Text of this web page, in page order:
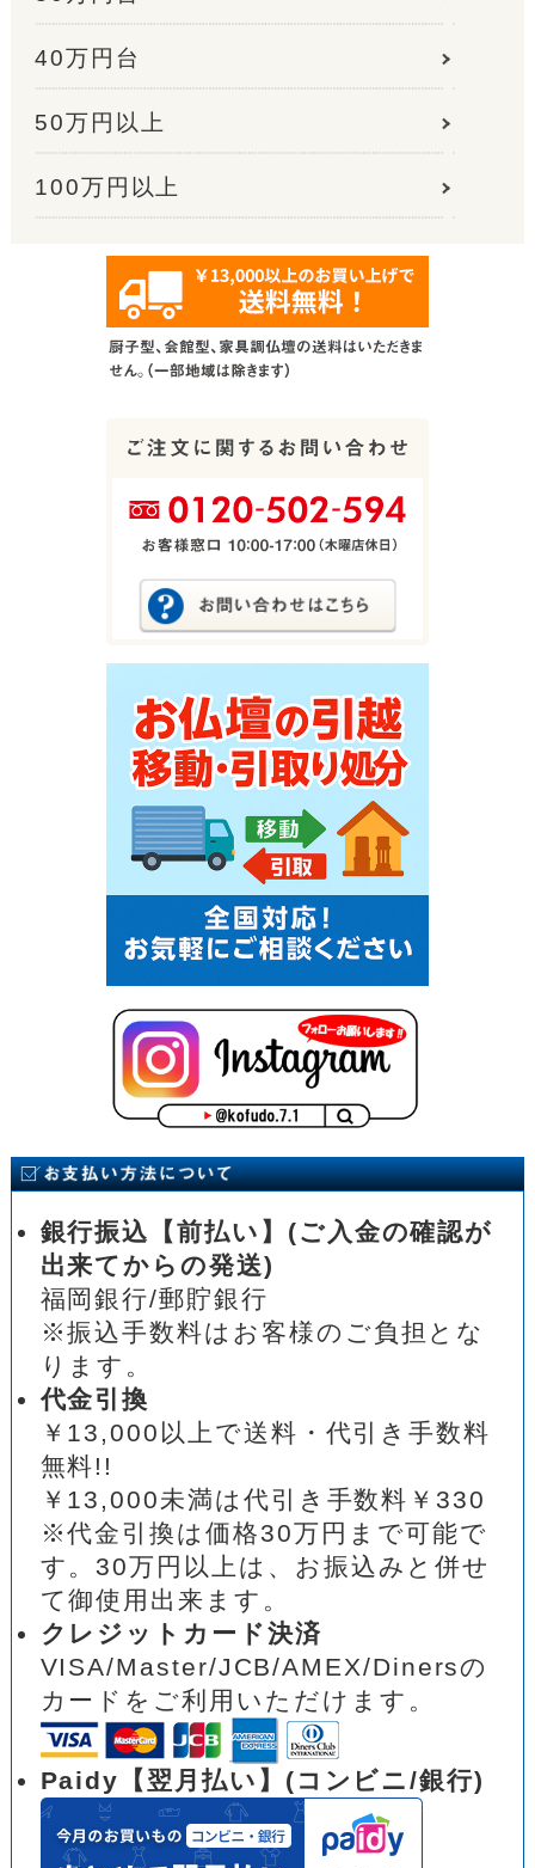
40万円台
50万円以上
100万円以上
銀行振込【前払い】(ご入金の確認が
出来てからの発送)
福岡銀行/郵貯銀行
※振込手数料はお客様のご負担とな
ります。
代金引換
￥13,000以上で送料・代引き手数料
無料!!
￥13,000未満は代引き手数料￥330
※代金引換は価格30万円まで可能で
す。30万円以上は、お振込みと併せ
て御使用出来ます。
クレジットカード決済
VISA/Master/JCB/AMEX/Dinersの
カードをご利用いただけます。
Paidy【翌月払い】(コンビニ/銀行)